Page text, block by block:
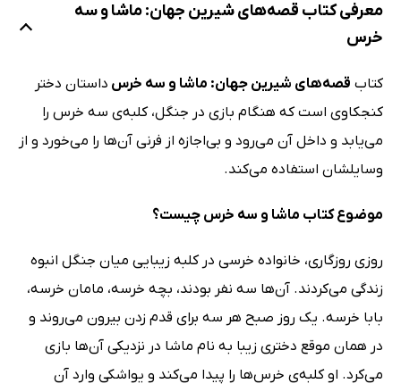
معرفی کتاب قصه‌های شیرین جهان: ماشا و سه
خرس
کتاب قصه‌های شیرین جهان: ماشا و سه خرس داستان دختر
کنجکاوی است که هنگام بازی در جنگل، کلبه‌ی سه خرس را
می‌یابد و داخل آن می‌رود و بی‌اجازه از فرنی آن‌ها را می‌خورد و از
وسایلشان استفاده می‌کند.
موضوع کتاب ماشا و سه خرس چیست؟
روزی روزگاری، خانواده خرسی در کلبه زیبایی میان جنگل انبوه
زندگی می‌کردند. آن‌ها سه نفر بودند، بچه خرسه، مامان خرسه،
بابا خرسه. یک روز صبح هر سه برای قدم زدن بیرون می‌روند و
در همان موقع دختری زیبا به نام ماشا در نزدیکی آن‌ها بازی
می‌کرد. او کلبه‌ی خرس‌ها را پیدا می‌کند و یواشکی وارد آن